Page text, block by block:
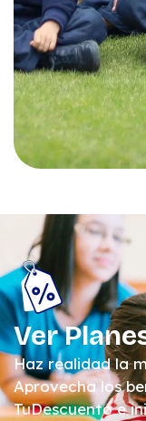
Ver
Haz realidad la
Aprovecha los
TuDescuento e